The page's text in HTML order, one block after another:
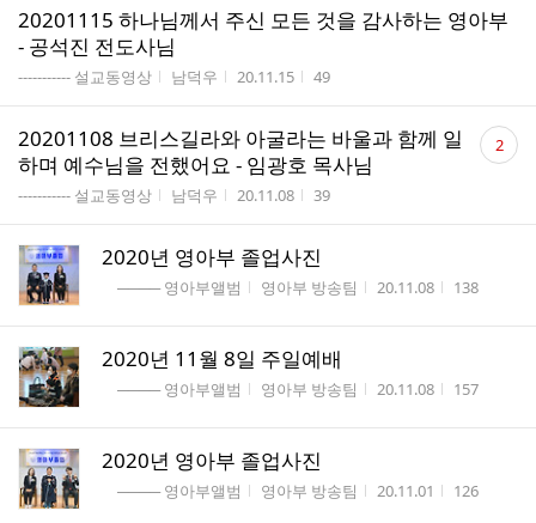
20201115 하나님께서 주신 모든 것을 감사하는 영아부
- 공석진 전도사님
게시판명
----------- 설교동영상 작성자
남덕우 작성시간
20.11.15 조회수
49
20201108 브리스길라와 아굴라는 바울과 함께 일
하며 예수님을 전했어요 - 임광호 목사님
게시판명
----------- 설교동영상 작성자
남덕우 작성시간
20.11.08 조회수
39
댓
글 2
2020년 영아부 졸업사진
게시판명
──── 영아부앨범 작성자
영아부 방송팀 작성시간
20.11.08 조회수
138
2020년 11월 8일 주일예배
게시판명
──── 영아부앨범 작성자
영아부 방송팀 작성시간
20.11.08 조회수
157
2020년 영아부 졸업사진
게시판명
──── 영아부앨범 작성자
영아부 방송팀 작성시간
20.11.01 조회수
126